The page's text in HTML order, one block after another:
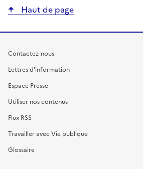
Haut de page
Contactez-nous
Lettres d'information
Espace Presse
Utiliser nos contenus
Flux RSS
Travailler avec Vie publique
Glossaire